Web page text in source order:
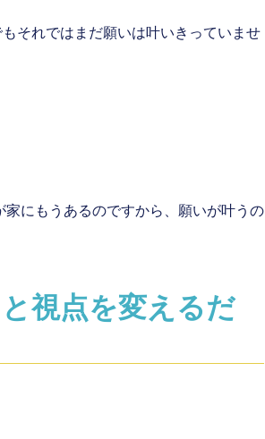
それではまだ願いは叶いきっていませ
にもうあるのですから、願いが叶うの
視点を変えるだ